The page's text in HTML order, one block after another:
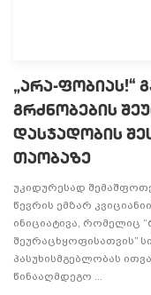
„არა-ფობიას!“
გრძნობების
დასჯადობის
თაობაზე
უკიდურესად
წევრის ემზარ
ინიციატივა, რომელიც
შეურაცხყოფისათვის”
პასუხისმგებლობას
წინააღმდეგო ...